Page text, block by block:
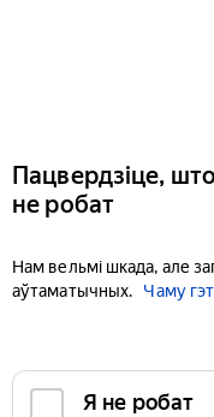
Пацвердзіце,
не робат
Нам вельмі шкада, але
аўтаматычных.
Чаму
Я не робат